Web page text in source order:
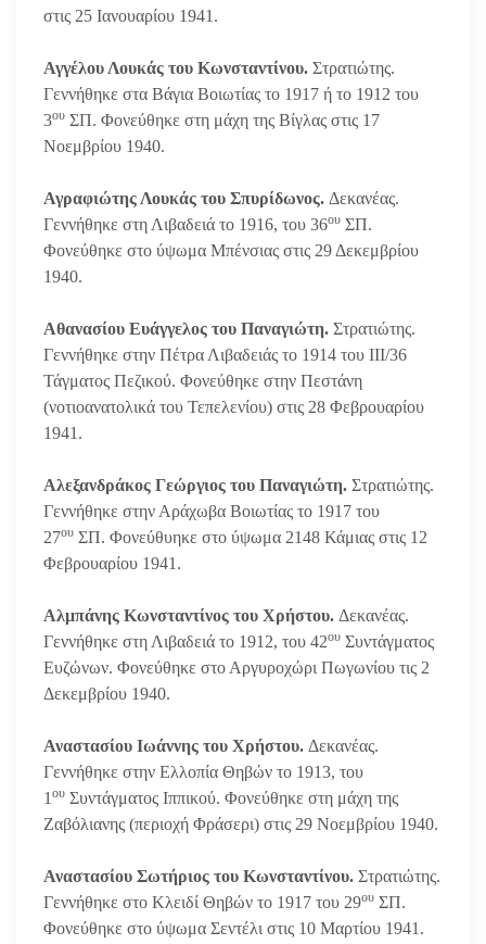
στις 25 Ιανουαρίου 1941.
Αγγέλου Λουκάς του Κωνσταντίνου. Στρατιώτης.
Γεννήθηκε στα Βάγια Βοιωτίας το 1917 ή το 1912 του
3ου ΣΠ. Φονεύθηκε στη μάχη της Βίγλας στις 17
Νοεμβρίου 1940.
Αγραφιώτης Λουκάς του Σπυρίδωνος. Δεκανέας.
Γεννήθηκε στη Λιβαδειά το 1916, του 36ου ΣΠ.
Φονεύθηκε στο ύψωμα Μπένσιας στις 29 Δεκεμβρίου
1940.
Αθανασίου Ευάγγελος του Παναγιώτη. Στρατιώτης.
Γεννήθηκε στην Πέτρα Λιβαδειάς το 1914 του ΙΙΙ/36
Τάγματος Πεζικού. Φονεύθηκε στην Πεστάνη
(νοτιοανατολικά του Τεπελενίου) στις 28 Φεβρουαρίου
1941.
Αλεξανδράκος Γεώργιος του Παναγιώτη. Στρατιώτης.
Γεννήθηκε στην Αράχωβα Βοιωτίας το 1917 του
27ου ΣΠ. Φονεύθυηκε στο ύψωμα 2148 Κάμιας στις 12
Φεβρουαρίου 1941.
Αλμπάνης Κωνσταντίνος του Χρήστου. Δεκανέας.
Γεννήθηκε στη Λιβαδειά το 1912, του 42ου Συντάγματος
Ευζώνων. Φονεύθηκε στο Αργυροχώρι Πωγωνίου τις 2
Δεκεμβρίου 1940.
Αναστασίου Ιωάννης του Χρήστου. Δεκανέας.
Γεννήθηκε στην Ελλοπία Θηβών το 1913, του
1 ου Συντάγματος Ιππικού. Φονεύθηκε στη μάχη της
Ζαβόλιανης (περιοχή Φράσερι) στις 29 Νοεμβρίου 1940.
Αναστασίου Σωτήριος του Κωνσταντίνου. Στρατιώτης.
Γεννήθηκε στο Κλειδί Θηβών το 1917 του 29ου ΣΠ.
Φονεύθηκε στο ύψωμα Σεντέλι στις 10 Μαρτίου 1941.